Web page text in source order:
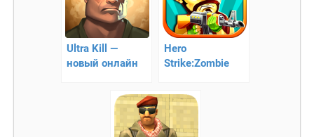
Ultra Kill —
новый онлайн
Hero
Strike:Zombie
перестрелки
нашего времени